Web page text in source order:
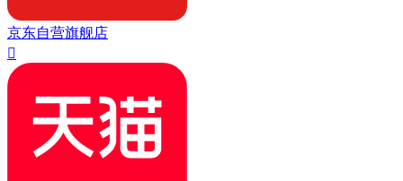
京东自营旗舰店
